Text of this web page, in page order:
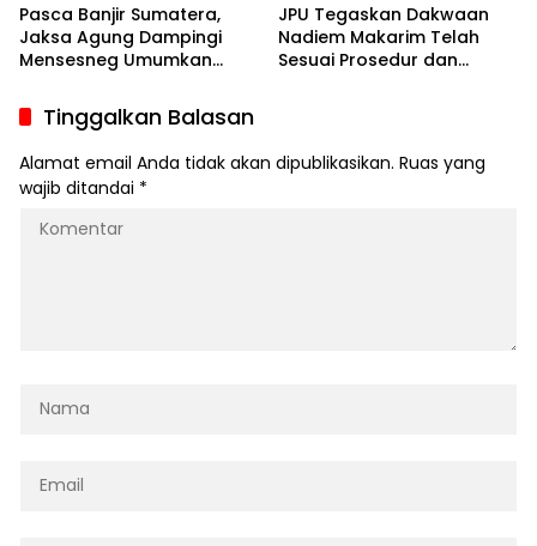
Pasca Banjir Sumatera,
Jaksa Agung Dampingi
Mensesneg Umumkan
Perusahaan
JPU Tegaskan Dakwaan
Nadiem Makarim Telah
Sesuai Prosedur dan
Tinggalkan Balasan
Alamat email Anda tidak akan dipublikasikan. Ruas yang
wajib ditandai *